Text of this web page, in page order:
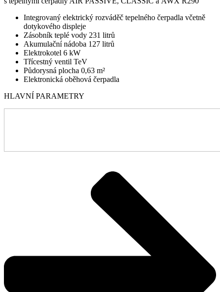
Integrovaný elektrický rozváděč tepelného čerpadla včetně
dotykového displeje
Zásobník teplé vody 231 litrů
Akumulační nádoba 127 litrů
Elektrokotel 6 kW
Třícestný ventil TeV
Půdorysná plocha 0,63 m²
Elektronická oběhová čerpadla
HLAVNÍ PARAMETRY